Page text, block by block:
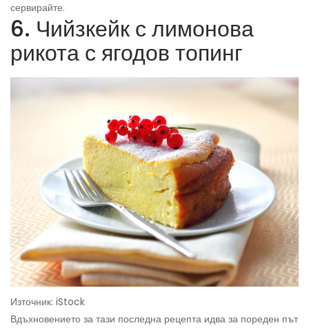
сервирайте.
6. Чийзкейк с лимонова
рикота с ягодов топинг
Източник: iStock
Вдъхновението за тази последна рецепта идва за пореден път